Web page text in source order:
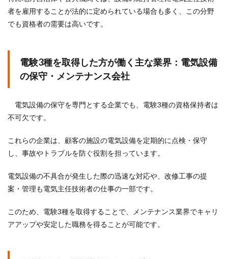
者を雇用することが法的に定められている場合も多く、この分野
でも資格者の需要は高いです。
電験3種を取得した方が働く主な業界：電気設備
の保守・メンテナンス会社
電気設備の保守を専門とする企業でも、電験3種の資格保持者は
不可欠です。
これらの企業は、顧客の施設の電気設備を定期的に点検・保守
し、事故やトラブルを防ぐ役割を担っています。
電気設備の不具合が発生した際の迅速な対応や、改修工事の提
案・管理も電気主任技術者の仕事の一部です。
このため、電験3種を取得することで、メンテナンス業界でキャリ
アアップや安定した職務を得ることが可能です。